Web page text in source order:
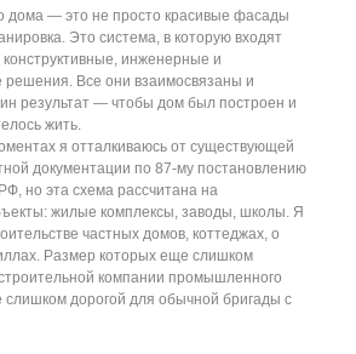
дома — это не просто красивые фасады
Это система, в которую входят
инженерные и
решения. Все они взаимосвязаны и
результат — чтобы дом был построен и
жить.
я отталкиваюсь от существующей
документации по 87-му постановлению
но эта схема рассчитана на
жилые комплексы, заводы, школы. Я
частных домов, коттеджах, о
Размер которых еще слишком
компании промышленного
дорогой для обычной бригады с
дома, как